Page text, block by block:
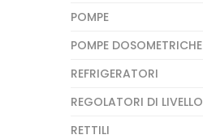
POMPE
POMPE DOSOMETRICHE
REFRIGERATORI
REGOLATORI DI LIVELLO
RETTILI